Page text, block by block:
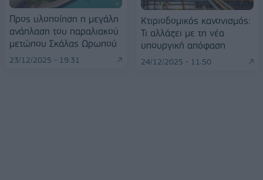
Προς υλοποίηση η μεγάλη
ανάπλαση του παραλιακού
μετώπου Σκάλας Ωρωπού
23/12/2025 - 19:31
Κτιριοδομικός κανονισμός:
Τι αλλάζει με τη νέα
υπουργική απόφαση
24/12/2025 - 11:50